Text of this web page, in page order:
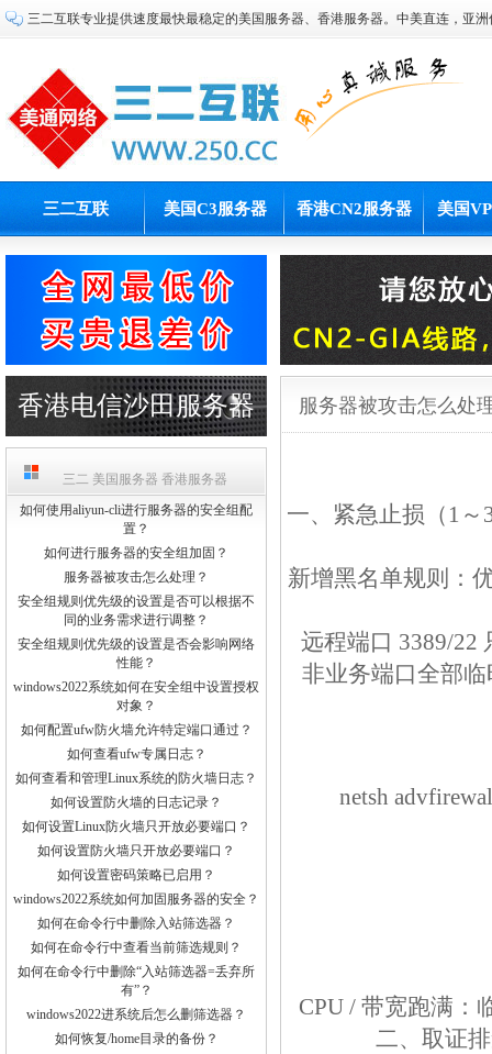
三二互联专业提供速度最快最稳定的美国服务器、香港服务器。中美直连，亚洲
三二互联 美国C3服务器 香港CN2服务器 美国
香港电信沙田服务器
三二 美国服务器 香港服务器
如何使用aliyun-cli进行服务器的安全组配
置？
如何进行服务器的安全组加固？
服务器被攻击怎么处理？
安全组规则优先级的设置是否可以根据不
同的业务需求进行调整？
安全组规则优先级的设置是否会影响网络
性能？
windows2022系统如何在安全组中设置授权
对象？
如何配置ufw防火墙允许特定端口通过？
如何查看ufw专属日志？
如何查看和管理Linux系统的防火墙日志？
如何设置防火墙的日志记录？
如何设置Linux防火墙只开放必要端口？
如何设置防火墙只开放必要端口？
如何设置密码策略已启用？
windows2022系统如何加固服务器的安全？
如何在命令行中删除入站筛选器？
如何在命令行中查看当前筛选规则？
如何在命令行中删除“入站筛选器=丢弃所
有”？
windows2022进系统后怎么删筛选器？
如何恢复/home目录的备份？
服务器被攻击怎么处
一、紧急止损（1
新增黑名单规则：
远程端口 3389/22
非业务端口全部
netsh
CPU / 带宽跑满：
二、取证